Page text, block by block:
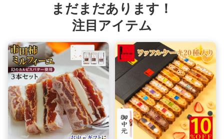
まだまだあります！
注目アイテム